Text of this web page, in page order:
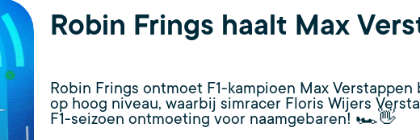
Robin Frings haalt Max
Robin Frings ontmoet F1-kampioen Max
op hoog niveau, waarbij simracer Floris Wijers
F1-seizoen ontmoeting voor naamgebaren! 🏎️👋